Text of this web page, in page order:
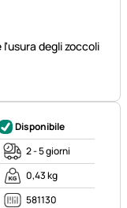
degli zoccoli
Disponibile
2 - 5 giorni
0,43 kg
581130